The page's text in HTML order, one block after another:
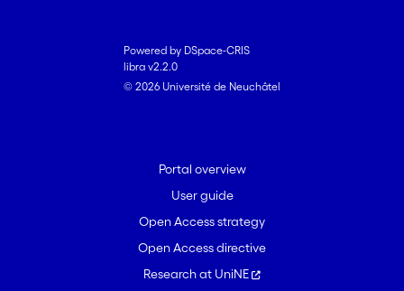
Powered by DSpace-CRIS
libra v2.2.0
© 2026 Université de Neuchâtel
Portal overview
User guide
Open Access strategy
Open Access directive
Research at UniNE